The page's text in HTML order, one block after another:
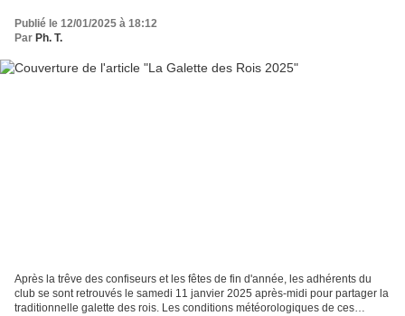
Publié le 12/01/2025 à 18:12
Par Ph. T.
Après la trêve des confiseurs et les fêtes de fin d'année, les adhérents du
club se sont retrouvés le samedi 11 janvier 2025 après-midi pour partager la
traditionnelle galette des rois. Les conditions météorologiques de ces